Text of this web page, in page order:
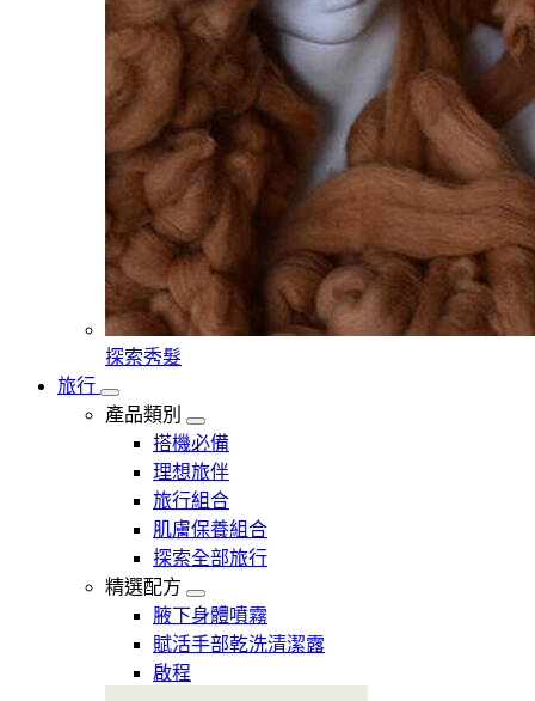
探索秀髮
旅行
產品類別
搭機必備
理想旅伴
旅行組合
肌膚保養組合
探索全部旅行
精選配方
腋下身體噴霧
賦活手部乾洗清潔露
啟程